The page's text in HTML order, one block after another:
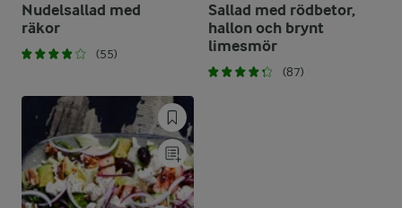
Nudelsallad med
räkor
(55)
Sallad med rödbetor,
hallon och brynt
limesmör
(87)